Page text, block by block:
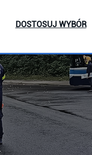
DOSTOSUJ WYBÓR